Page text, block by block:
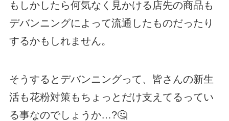
もしかしたら何気なく見かける店先の商品も
デバンニングによって流通したものだったり
するかもしれません。
そうするとデバンニングって、皆さんの新生
活も花粉対策もちょっとだけ支えてるってい
る事なのでしょうか…?🤔